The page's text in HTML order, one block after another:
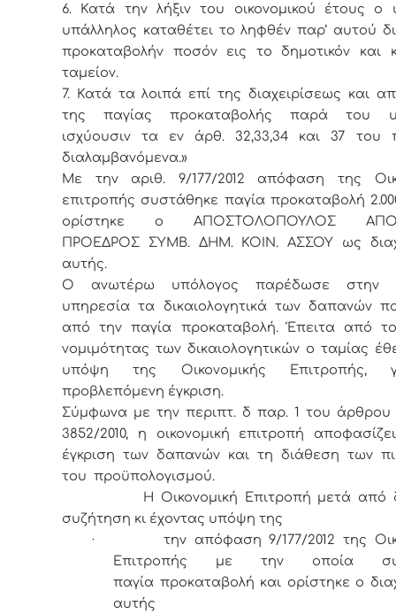
6. Κατά την λήξιν του οικονομικού έτους ο
υπάλληλος καταθέτει το ληφθέν παρ’ αυτού
προκαταβολήν ποσόν εις το δημοτικόν και
ταμείον.
7. Κατά τα λοιπά επί της διαχειρίσεως και
της παγίας προκαταβολής παρά του
ισχύουσιν τα εν άρθ. 32,33,34 και 37 του
διαλαμβανόμενα.»
Με την αριθ. 9/177/2012 απόφαση της
επιτροπής συστάθηκε παγία προκαταβολή
ορίστηκε ο AΠΟΣΤΟΛΟΠΟΥΛΟΣ
ΠΡΟΕΔΡΟΣ ΣΥΜΒ. ΔΗΜ. ΚΟΙΝ. ΑΣΣΟΥ ως
αυτής.
Ο ανωτέρω υπόλογος παρέδωσε στην
υπηρεσία τα δικαιολογητικά των δαπανών
από την παγία προκαταβολή. Έπειτα από
νομιμότητας των δικαιολογητικών ο ταμίας
υπόψη της Οικονομικής Επιτροπής,
προβλεπόμενη έγκριση.
Σύμφωνα με την περιπτ. δ παρ. 1 του άρθρου
3852/2010, η οικονομική επιτροπή
έγκριση των δαπανών και τη διάθεση των
του προϋπολογισμού.
Η Οικονομική Επιτροπή μετά από
συζήτηση κι έχοντας υπόψη της
·
την απόφαση 9/177/2012 της
Επιτροπής με την οποία
παγία προκαταβολή και ορίστηκε ο
αυτής